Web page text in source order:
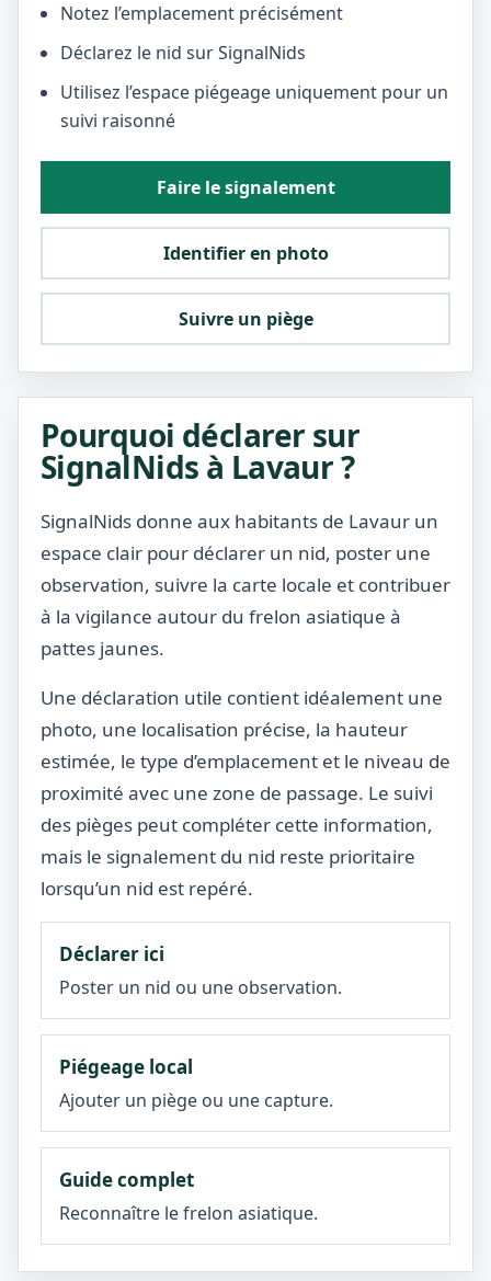
Notez l’emplacement précisément
Déclarez le nid sur SignalNids
Utilisez l’espace piégeage uniquement pour un
suivi raisonné
Faire le signalement
Identifier en photo
Suivre un piège
Pourquoi déclarer sur
SignalNids à Lavaur ?
SignalNids donne aux habitants de Lavaur un
espace clair pour déclarer un nid, poster une
observation, suivre la carte locale et contribuer
à la vigilance autour du frelon asiatique à
pattes jaunes.
Une déclaration utile contient idéalement une
photo, une localisation précise, la hauteur
estimée, le type d’emplacement et le niveau de
proximité avec une zone de passage. Le suivi
des pièges peut compléter cette information,
mais le signalement du nid reste prioritaire
lorsqu’un nid est repéré.
Déclarer ici
Poster un nid ou une observation.
Piégeage local
Ajouter un piège ou une capture.
Guide complet
Reconnaître le frelon asiatique.